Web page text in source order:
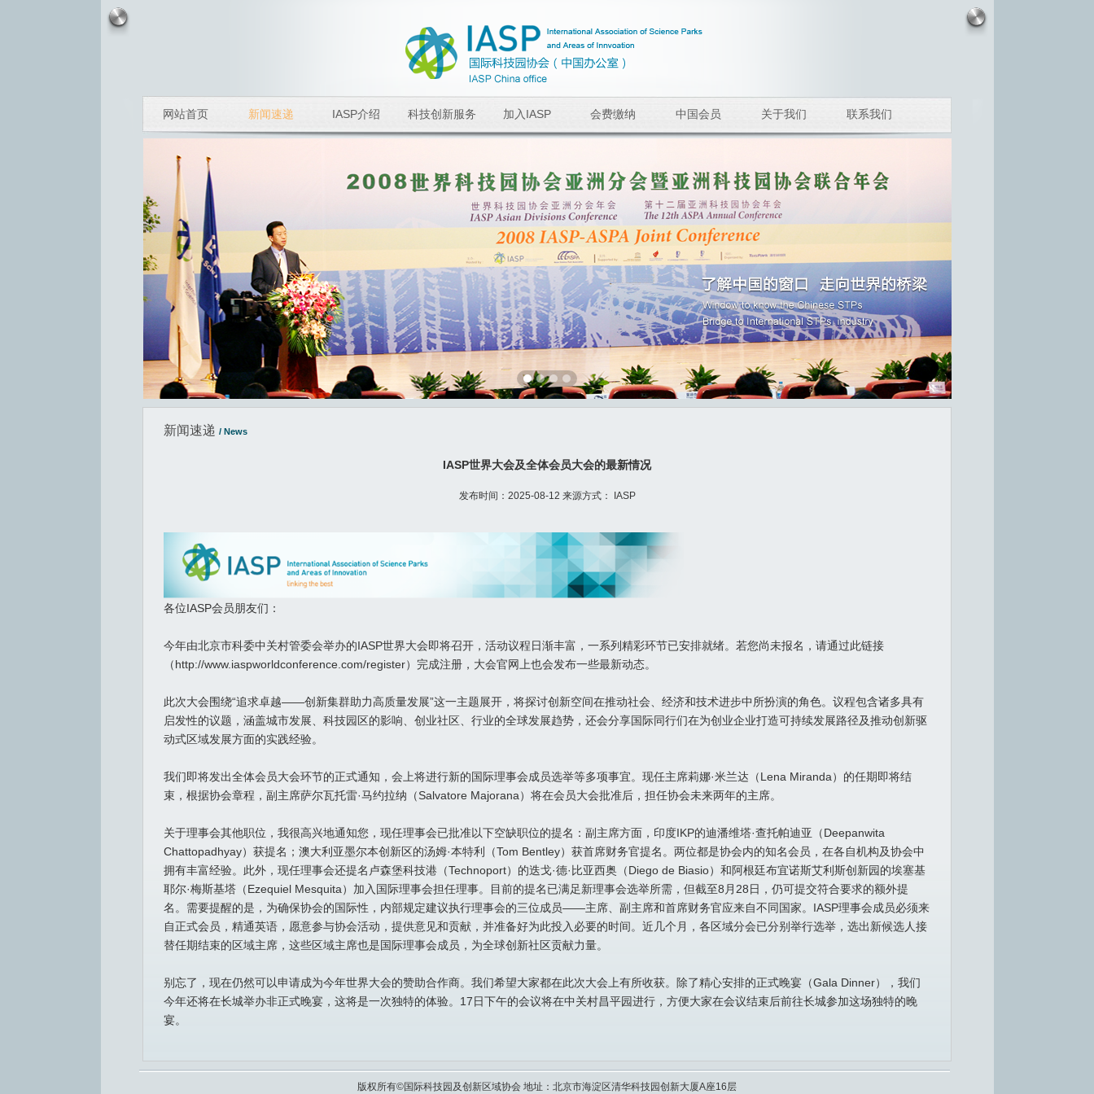
网站首页 新闻速递 IASP介绍 科技创新服务 加入IASP 会费缴纳 中国会员 关于我们 联系我们
新闻速递 / News
IASP世界大会及全体会员大会的最新情况
发布时间：2025-08-12 来源方式： IASP
各位IASP会员朋友们：
今年由北京市科委中关村管委会举办的IASP世界大会即将召开，活动议程日渐丰富，一系列精彩环节已安排就绪。若您尚未报名，请通过此链接
（http://www.iaspworldconference.com/register）完成注册，大会官网上也会发布一些最新动态。
此次大会围绕“追求卓越——创新集群助力高质量发展”这一主题展开，将探讨创新空间在推动社会、经济和技术进步中所扮演的角色。议程包含诸多具有
启发性的议题，涵盖城市发展、科技园区的影响、创业社区、行业的全球发展趋势，还会分享国际同行们在为创业企业打造可持续发展路径及推动创新驱
动式区域发展方面的实践经验。
我们即将发出全体会员大会环节的正式通知，会上将进行新的国际理事会成员选举等多项事宜。现任主席莉娜·米兰达（Lena Miranda）的任期即将结
束，根据协会章程，副主席萨尔瓦托雷·马约拉纳（Salvatore Majorana）将在会员大会批准后，担任协会未来两年的主席。
关于理事会其他职位，我很高兴地通知您，现任理事会已批准以下空缺职位的提名：副主席方面，印度IKP的迪潘维塔·查托帕迪亚（Deepanwita
Chattopadhyay）获提名；澳大利亚墨尔本创新区的汤姆·本特利（Tom Bentley）获首席财务官提名。两位都是协会内的知名会员，在各自机构及协会中
拥有丰富经验。此外，现任理事会还提名卢森堡科技港（Technoport）的迭戈·德·比亚西奥（Diego de Biasio）和阿根廷布宜诺斯艾利斯创新园的埃塞基
耶尔·梅斯基塔（Ezequiel Mesquita）加入国际理事会担任理事。目前的提名已满足新理事会选举所需，但截至8月28日，仍可提交符合要求的额外提
名。需要提醒的是，为确保协会的国际性，内部规定建议执行理事会的三位成员——主席、副主席和首席财务官应来自不同国家。IASP理事会成员必须来
自正式会员，精通英语，愿意参与协会活动，提供意见和贡献，并准备好为此投入必要的时间。近几个月，各区域分会已分别举行选举，选出新候选人接
替任期结束的区域主席，这些区域主席也是国际理事会成员，为全球创新社区贡献力量。
别忘了，现在仍然可以申请成为今年世界大会的赞助合作商。我们希望大家都在此次大会上有所收获。除了精心安排的正式晚宴（Gala Dinner），我们
今年还将在长城举办非正式晚宴，这将是一次独特的体验。17日下午的会议将在中关村昌平园进行，方便大家在会议结束后前往长城参加这场独特的晚
宴。
版权所有©国际科技园及创新区域协会 地址：北京市海淀区清华科技园创新大厦A座16层